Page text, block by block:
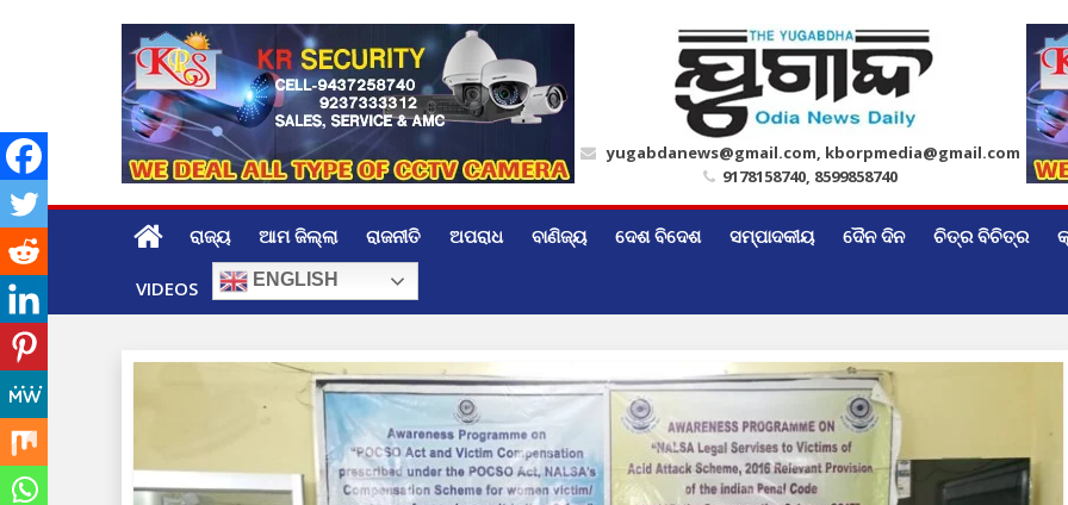
yugabdanews@gmail.com, kborpmedia@gmail.com
9178158740, 8599858740
ରାଜ୍ୟ ଆମ ଜିଲ୍ଲା ରାଜନୀତି ଅପରାଧ ବାଣିଜ୍ୟ ଦେଶ ବିଦେଶ ସମ୍ପାଦକୀୟ ଦୈନ ଦିନ ଚିତ୍ର ବିଚିତ୍ର
VIDEOS ENGLISH